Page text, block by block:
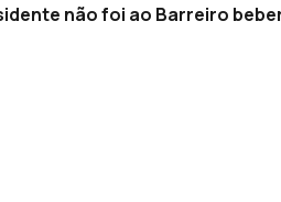
não foi ao Barreiro